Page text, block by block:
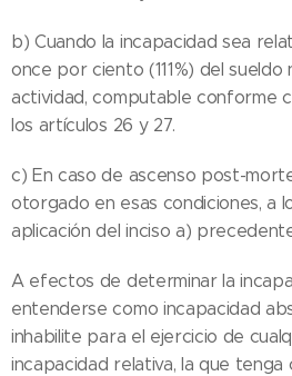
b) Cuando la incapacidad sea
once por ciento (111%) del
actividad, computable conforme
los artículos 26 y 27.
c) En caso de ascenso post-
otorgado en esas condiciones, a
aplicación del inciso a)
A efectos de determinar la
entenderse como incapacidad
inhabilite para el ejercicio de
incapacidad relativa, la que tenga